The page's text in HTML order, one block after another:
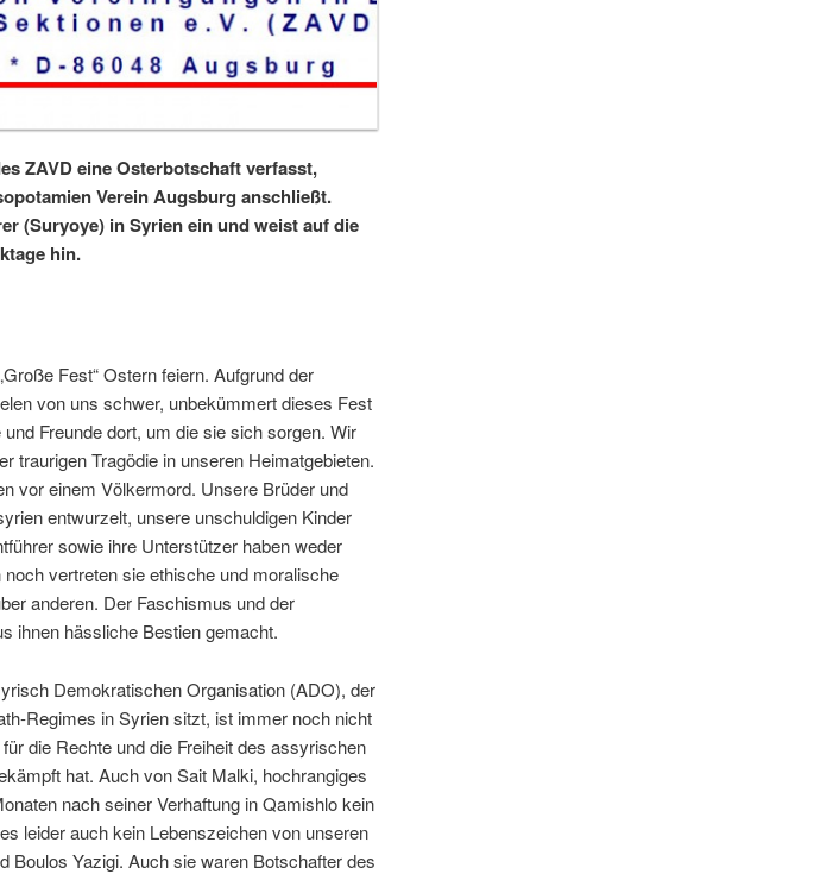
ZAVD eine Osterbotschaft verfasst,
Verein Augsburg anschließt.
(Suryoye) in Syrien ein und weist auf die
hin.
Fest“ Ostern feiern. Aufgrund der
von uns schwer, unbekümmert dieses Fest
Freunde dort, um die sie sich sorgen. Wir
traurigen Tragödie in unseren Heimatgebieten.
vor einem Völkermord. Unsere Brüder und
entwurzelt, unsere unschuldigen Kinder
sowie ihre Unterstützer haben weder
vertreten sie ethische und moralische
anderen. Der Faschismus und der
ihnen hässliche Bestien gemacht.
Demokratischen Organisation (ADO), der
Regimes in Syrien sitzt, ist immer noch nicht
die Rechte und die Freiheit des assyrischen
hat. Auch von Sait Malki, hochrangiges
nach seiner Verhaftung in Qamishlo kein
leider auch kein Lebenszeichen von unseren
Boulos Yazigi. Auch sie waren Botschafter des